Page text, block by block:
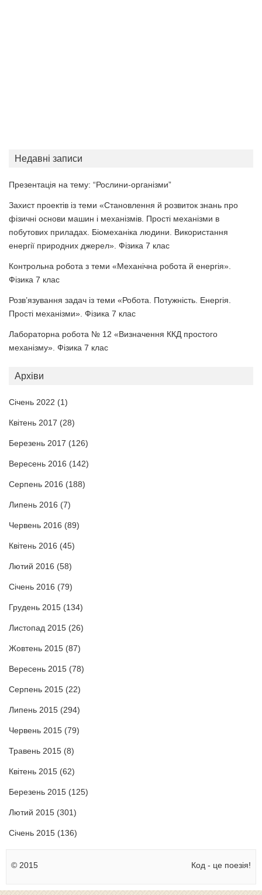
Недавні записи
Презентація на тему: “Рослини-організми”
Захист проектів із теми «Становлення й розвиток знань про
фізичні основи машин і механізмів. Прості механізми в
побутових приладах. Біомеханіка людини. Використання
енергії природних джерел». Фізика 7 клас
Контрольна робота з теми «Механічна робота й енергія».
Фізика 7 клас
Розв’язування задач із теми «Робота. Потужність. Енергія.
Прості механізми». Фізика 7 клас
Лабораторна робота № 12 «Визначення ККД простого
механізму». Фізика 7 клас
Архіви
Січень 2022 (1)
Квітень 2017 (28)
Березень 2017 (126)
Вересень 2016 (142)
Серпень 2016 (188)
Липень 2016 (7)
Червень 2016 (89)
Квітень 2016 (45)
Лютий 2016 (58)
Січень 2016 (79)
Грудень 2015 (134)
Листопад 2015 (26)
Жовтень 2015 (87)
Вересень 2015 (78)
Серпень 2015 (22)
Липень 2015 (294)
Червень 2015 (79)
Травень 2015 (8)
Квітень 2015 (62)
Березень 2015 (125)
Лютий 2015 (301)
Січень 2015 (136)
© 2015 Код - це поезія!